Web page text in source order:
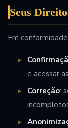
Seus
Em
e acessar
Correção: